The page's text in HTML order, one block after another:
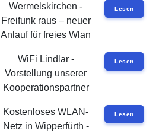
Wermelskirchen -
Freifunk raus – neuer
Anlauf für freies Wlan
Lesen
WiFi Lindlar -
Vorstellung unserer
Kooperationspartner
Lesen
Kostenloses WLAN-
Netz in Wipperfürth -
Lesen